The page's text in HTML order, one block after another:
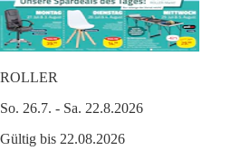
ROLLER
So. 26.7. - Sa. 22.8.2026
Gültig bis 22.08.2026